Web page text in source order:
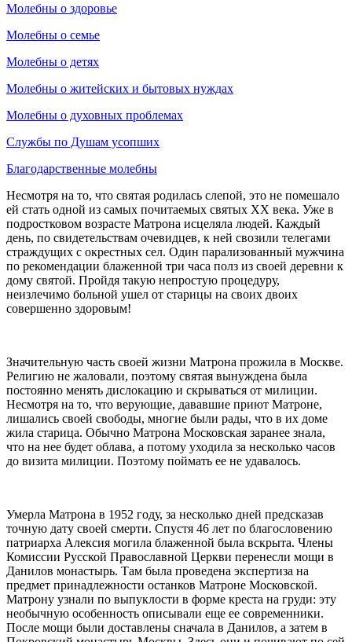
Молебны о здоровье
Молебны о семье
Молебны о детях
Молебны о житейских и бытовых нуждах
Молебны о духовных проблемах
Службы по Душам усопших
Благодарственные молебны
Несмотря на то, что святая родилась слепой, это не помешало
ей стать одной из самых почитаемых святых XX века. Уже в
подростковом возрасте Матрона исцеляла людей. Каждый
день, по свидетельствам очевидцев, к ней свозили телегами
страждущих с окрестных сел. Один парализованный мужчина
по рекомендации блаженной три часа полз из своей деревни к
дому святой. Пройдя такую непростую процедуру,
неизлечимо больной ушел от старицы на своих двоих
совершенно здоровым!
Значительную часть своей жизни Матрона прожила в Москве.
Религию не жаловали, поэтому святая вынуждена была
постоянно менять дислокацию и скрываться от милиции.
Несмотря на то, что верующие, дававшие приют Матроне,
лишались своей свободы, многие были рады, что в их доме
жила старица. Обычно Матрона Московская заранее знала,
что на нее будет облава, а потому уходила за несколько часов
до визита милиции. Поэтому поймать ее не удавалось.
Умерла Матрона в 1952 году, за несколько дней предсказав
точную дату своей смерти. Спустя 46 лет по благословению
патриарха Алексия могила блаженной была вскрыта. Члены
Комиссии Русской Православной Церкви перенесли мощи в
Данилов монастырь. Там была проведена экспертиза на
предмет принадлежности останков Матроне Московской.
Матрону узнали по выпуклости в форме креста на груди: эту
необычную особенность описывали еще ее современники.
После мощи были доставлены сначала в Данилов, а затем в